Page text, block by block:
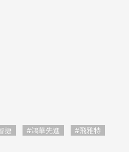
捷 #鴻華先進 #飛雅特